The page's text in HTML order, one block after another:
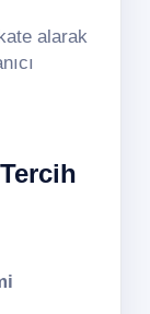
alarak